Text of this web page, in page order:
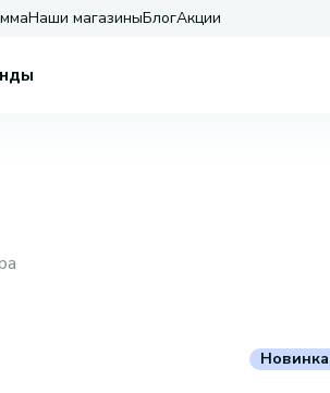
Наши магазиныБлогАкции
Новинка